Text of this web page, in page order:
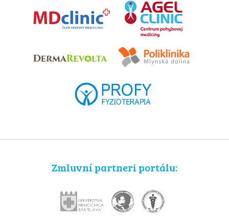
Zmluvní partneri portálu: